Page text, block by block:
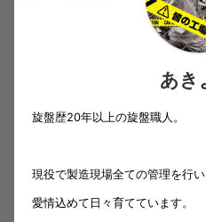
あき
旋盤歴20年以上の旋盤職人。
現役で製造現場全ての管理を行
愛情込めて日々育てています。